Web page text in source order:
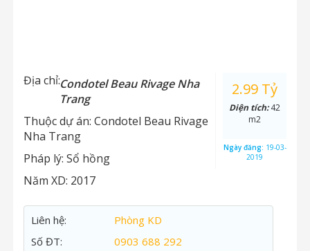
Địa chỉ:Condotel Beau Rivage Nha
Trang
Thuộc dự án: Condotel Beau Rivage
Nha Trang
Pháp lý: Sổ hồng
Năm XD: 2017
2.99 Tỷ
Diện tích:42
m2
Ngày đăng: 19-03-
2019
Liên hệ:
Phòng KD
Số ĐT:
0903 688 292